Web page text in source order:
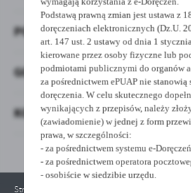
Strona korzysta z plików cookies w celu realizacji
Cookies analityczne pozwalają na
wykorzystywania witryny internetowej,
z jaką odwiedzane są nasze serwisy www.
ocenę naszych serwisów internetowych
popularności wśród użytkowników.
przetwarzane w formie zanonimizowanej.
analityczne pliki cookies gwarantuje
funkcjonalności.
Więcej
Reklamowe
Dzięki reklamowym plikom cookies
informacje i aktualności na stronach
Promocyjne pliki cookies służą do
komunikatów na podstawie analizy
zwyczajów dotyczących przeglądanej
promocyjne mogą pojawić się na
firm będących naszymi partnerami oraz
Firmy te działają w charakterze
Więcej
POMOCNE LINKI
GODZINY PRACY URZĘDU
KONTAKT
Podstawą prawną zmian jest ustawa z
doręczeniach elektronicznych (Dz.U.
art. 147 ust. 2 ustawy od dnia 1
kierowane przez osoby fizyczne lub
podmiotami publicznymi do organów
za pośrednictwem ePUAP nie stanowią
doręczenia. W celu skutecznego
wynikających z przepisów, należy
(zawiadomienie) w jednej z form
prawa, w szczególności:
- za pośrednictwem systemu e-
- za pośrednictwem operatora
- osobiście w siedzibie urzędu.